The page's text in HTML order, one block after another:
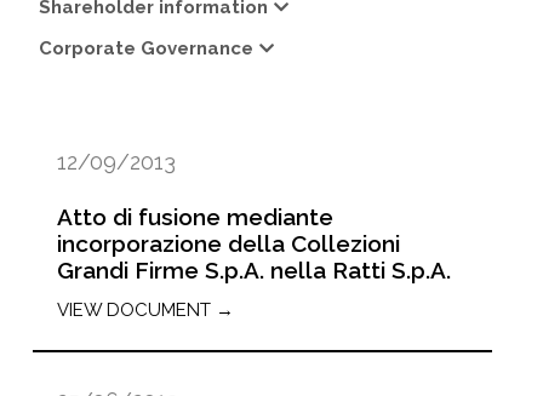
12/09/2013
Atto di fusione mediante
incorporazione della Collezioni
Grandi Firme S.p.A. nella Ratti S.p.A.
VIEW DOCUMENT →
Shareholder information
Corporate Governance